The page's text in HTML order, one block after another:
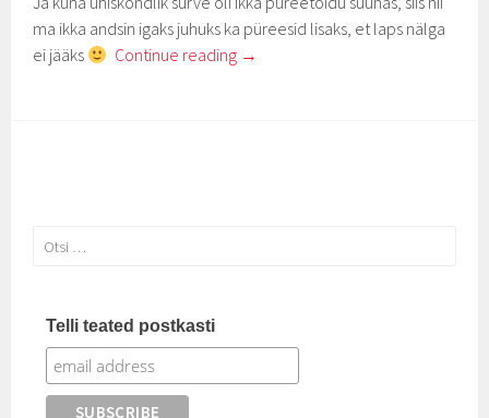
ma ikka andsin igaks juhuks ka püreesid lisaks, et laps nälga
ei jääks
Continue reading →
Otsi:
Telli teated postkasti